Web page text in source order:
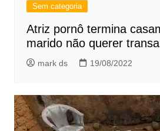
Sem categoria
Atriz pornô termina
marido não querer
mark ds 19/08/2022